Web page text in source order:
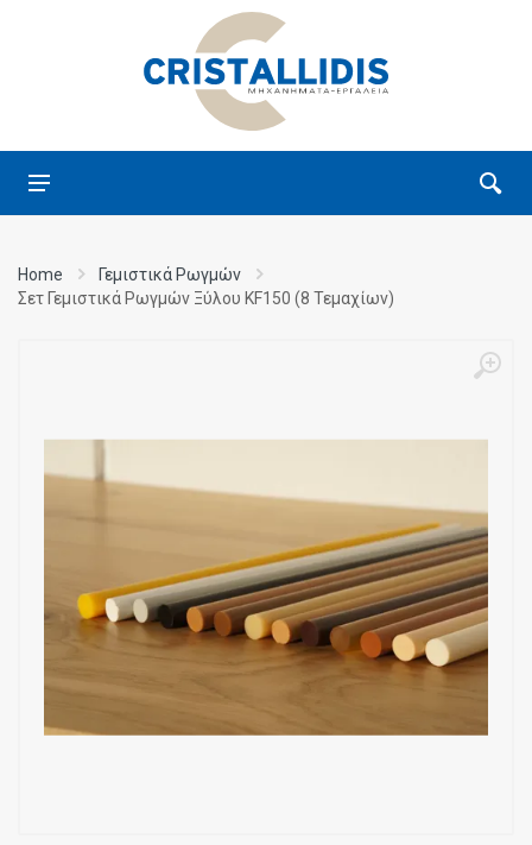
Home
Γεμιστικά Ρωγμών
Σετ Γεμιστικά Ρωγμών Ξύλου KF150 (8 Τεμαχίων)